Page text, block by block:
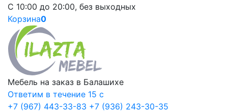
С 10:00 до 20:00, без выходных
Корзина0
Мебель на заказ в Балашихе
Ответим в течение 15 с
+7 (967) 443-33-83 +7 (936) 243-30-35